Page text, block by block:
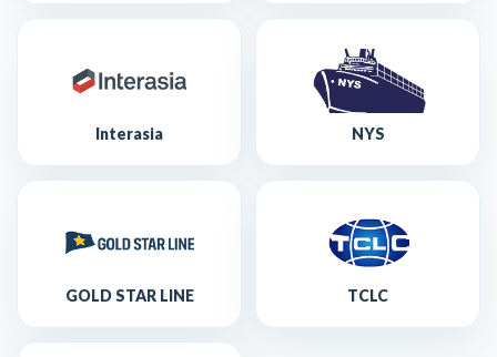
Interasia NYS
GOLD STAR LINE TCLC